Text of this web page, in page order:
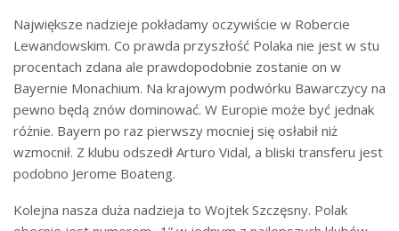
Największe nadzieje pokładamy oczywiście w Robercie
Lewandowskim. Co prawda przyszłość Polaka nie jest w stu
procentach zdana ale prawdopodobnie zostanie on w
Bayernie Monachium. Na krajowym podwórku Bawarczycy na
pewno będą znów dominować. W Europie może być jednak
różnie. Bayern po raz pierwszy mocniej się osłabił niż
wzmocnił. Z klubu odszedł Arturo Vidal, a bliski transferu jest
podobno Jerome Boateng.
Kolejna nasza duża nadzieja to Wojtek Szczęsny. Polak